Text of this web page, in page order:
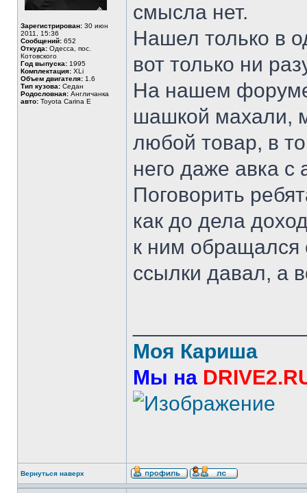
Зарегистрирован: 30 июн
2011, 15:36
Сообщений: 652
Откуда: Одесса, пос.
Котовского
Год выпуска: 1995
Комплектация: XLi
Объем двигателя: 1.6
Тип кузова: Седан
Родословная: Англичанка
авто: Toyota Carina E
смысла нет.
Нашел только в
вот только ни
На нашем форуме
шашкой махали,
любой товар, в
него даже авка
Поговорить
как до дела
к ним обращался
ссылки давал, а
Моя Кариша
Мы на
Вернуться наверх